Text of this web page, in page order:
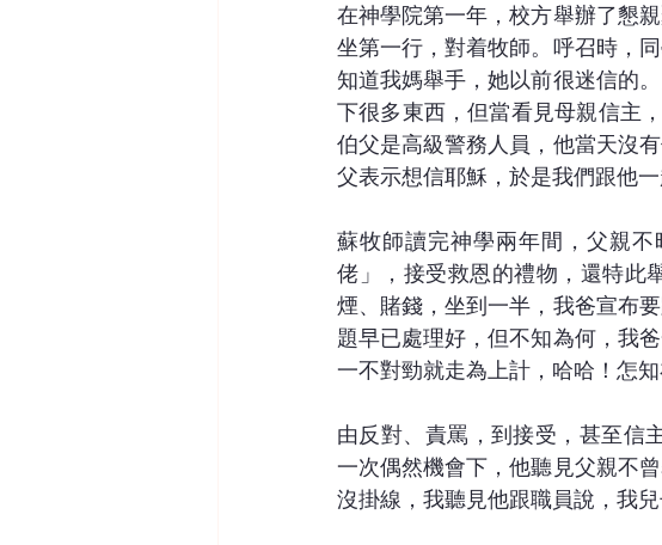
在神學院第一年，校方舉辦了懇
坐第一行，對着牧師。呼召時，
知道我媽舉手，她以前很迷信的
下很多東西，但當看見母親信主
伯父是高級警務人員，他當天沒
父表示想信耶穌，於是我們跟他一
蘇牧師讀完神學兩年間，父親
佬」，接受救恩的禮物，還特此
煙、賭錢，坐到一半，我爸宣布
題早已處理好，但不知為何，我
一不對勁就走為上計，哈哈！怎
由反對、責罵，到接受，甚至信
一次偶然機會下，他聽見父親不
沒掛線，我聽見他跟職員說，我